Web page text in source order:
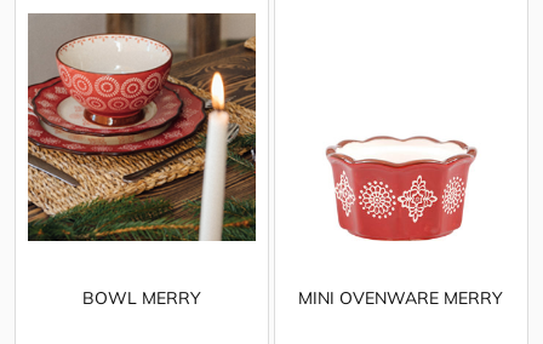
BOWL MERRY MINI OVENWARE MERRY